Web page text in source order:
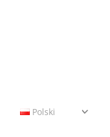
Polski